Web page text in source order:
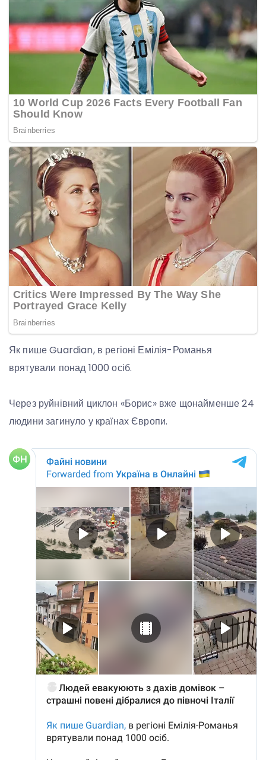
Як пише Guardian, в регіоні Емілія-Романья
врятували понад 1000 осіб.
Через руйнівний циклон «Борис» вже щонайменше 24
людини загинуло у країнах Європи.